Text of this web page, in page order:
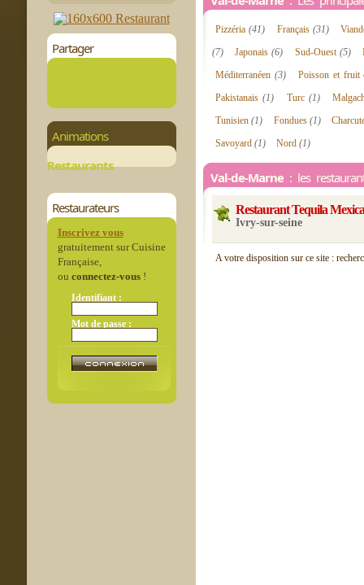
Partager
Animations
Restaurants
Restaurateurs
Inscrivez vous
gratuitement sur Cuisine
Française,
ou connectez-vous!
Identifiant :
Mot de passe :
Pizzéria(41) Français (31)
(7)
Japonais(6) Sud-Ouest (5)
Méditerranéen (3)
Poisson et
Pakistanais(1) Turc (1)
Tunisien(1) Fondues (1)
Savoyard (1) Nord(1)
Val-de-Marne : les
Restaurant Tequila
Ivry-sur-seine
A votre disposition sur ce site :